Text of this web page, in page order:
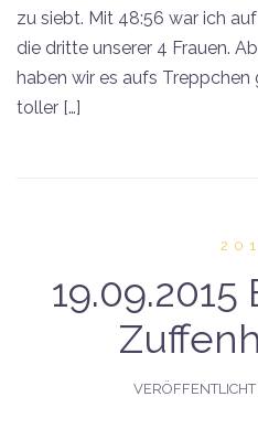
zu siebt. Mit 48:56 war ich
die dritte unserer 4 Frauen.
haben wir es aufs
toller […]